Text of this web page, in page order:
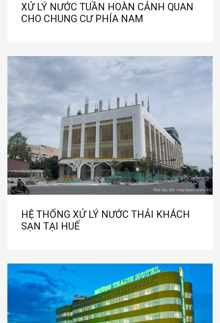
XỬ LÝ NƯỚC TUẦN HOÀN CẢNH QUAN
CHO CHUNG CƯ PHÍA NAM
HỆ THỐNG XỬ LÝ NƯỚC THẢI KHÁCH
SẠN TẠI HUẾ